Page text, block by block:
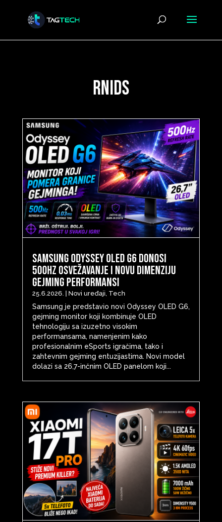
rnids
Samsung Odyssey OLED G6 donosi
500Hz osvežavanje i novu dimenziju
gejming performansi
25.6.2026. | Novi uređaji Tech
Samsung je predstavio novi Odyssey OLED G6,
gejming monitor koji kombinuje OLED
tehnologiju sa izuzetno visokim
performansama, namenjenim kako
profesionalnim eSports igračima, tako i
zahtevnim gejming entuzijastima. Novi model
dolazi sa 26,7-inčnim OLED panelom koji...